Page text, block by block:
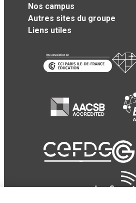
Nos campus
Autres sites du groupe
Liens utiles